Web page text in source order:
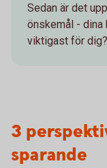
Sedan är det
önskemål - dina
viktigast för dig?
3
sparande